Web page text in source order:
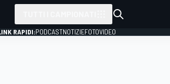
RAPIDI:PODCASTNOTIZIEFOTOVIDEO